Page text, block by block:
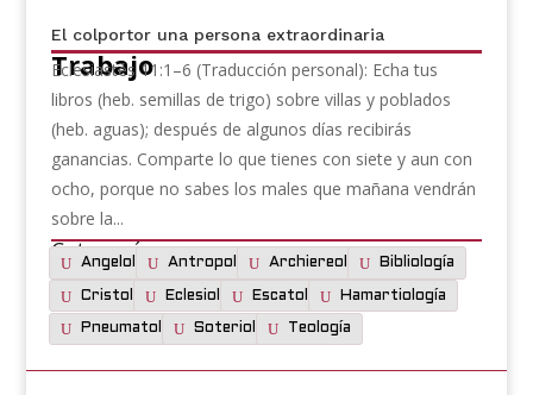
Trabajo
El colportor una persona extraordinaria
Eclesiastés 11:1–6 (Traducción personal): Echa tus
libros (heb. semillas de trigo) sobre villas y poblados
(heb. aguas); después de algunos días recibirás
ganancias. Comparte lo que tienes con siete y aun con
ocho, porque no sabes los males que mañana vendrán
sobre la...
Categorías:
Angelología Antropología Archiereología Bibliología
Cristología Eclesiología Escatología Hamartiología
Pneumatología Soteriología Teología